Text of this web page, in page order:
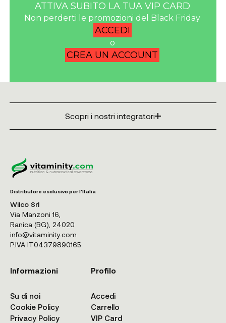
ATTIVA SUBITO LA TUA VIP CARD
Non perderti le promozioni del Black Friday
ACCEDI
o
CREA UN ACCOUNT
Scopri i nostri integratori
Distributore esclusivo per l'Italia
Wilco Srl
Via Manzoni 16,
Ranica (BG), 24020
info@vitaminity.com
P.IVA IT04379890165
Informazioni
Su di noi
Cookie Policy
Privacy Policy
Profilo
Accedi
Carrello
VIP Card